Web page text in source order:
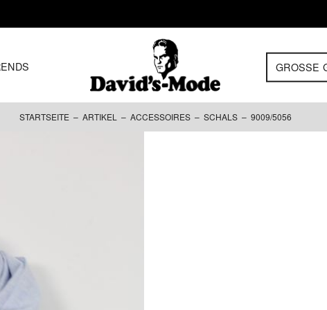
GROSSE
STARTSEITE – ARTIKEL – ACCESSOIRES– SCHALS– 9009/5056